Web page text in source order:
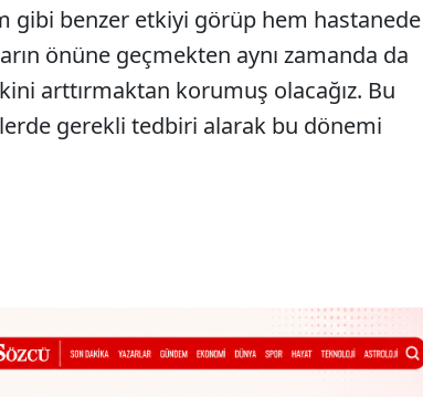
gibi benzer etkiyi görüp hem hastanede
önüne geçmekten aynı zamanda da
arttırmaktan korumuş olacağız. Bu
gerekli tedbiri alarak bu dönemi